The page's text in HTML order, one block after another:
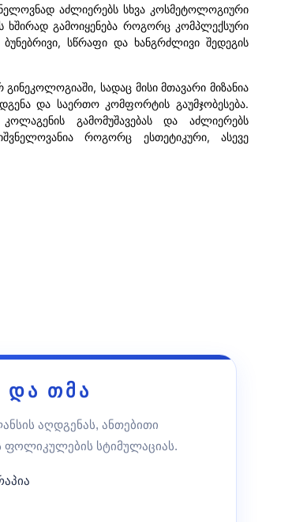
აძლიერებს სხვა კოსმეტოლოგიური
ხშირად გამოიყენება როგორც კომპლექსური
სწრაფი და ხანგრძლივი შედეგის
გინეკოლოგიაში, სადაც მისი მთავარი მიზანია
და საერთო კომფორტის გაუმჯობესება.
გამომუშავებას და აძლიერებს
როგორც ესთეტიკური, ასევე
თმა
აღდგენას, ანთებითი
ფოლიკულების სტიმულაციას.